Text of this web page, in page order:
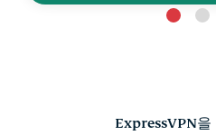
ExpressVPN을